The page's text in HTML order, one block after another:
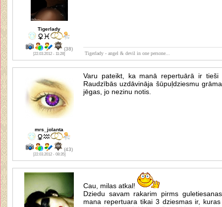
Tigerlady
(38)
[22.03.2012 - 11:28] Tigerlady - angel & devil in one persone...
mrs_jolanta
(43)
[22.03.2012 - 08:35]
Varu pateikt, ka manā repertuārā ir tieši
Raudzībās uzdāvināja šūpuļdziesmu
jēgas, jo nezinu notis.
Cau, milas atkal!
Dziedu savam rakarim pirms
mana repertuara tikai 3 dziesmas ir,